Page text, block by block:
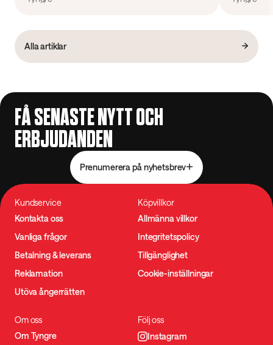
Alla artiklar
FÅ SENASTE NYTT OCH
ERBJUDANDEN
Prenumerera på nyhetsbrev
Kundservice
Kontakta oss
Vanliga frågor
Betalning & leverans
Reklamation
Utöva ångerrätten
Köpvillkor
Allmänna villkor
Integritetspolicy
Tillgänglighet
Cookie-inställningar
Om oss
Om Tyngre
Följ oss
Instagram